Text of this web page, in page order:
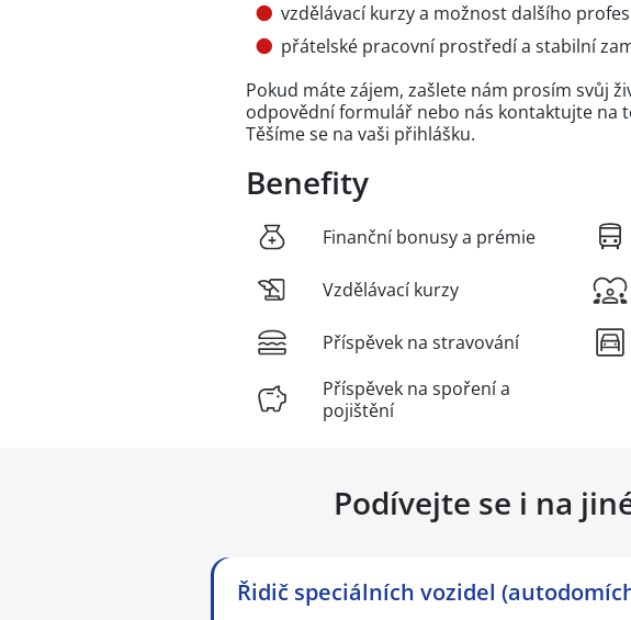
vzdělávací kurzy a možnost dalšího
přátelské pracovní prostředí a stabilní
Pokud máte zájem, zašlete nám prosím svůj
odpovědní formulář nebo nás kontaktujte na
Těšíme se na vaši přihlášku.
Benefity
Finanční bonusy a prémie
Vzdělávací kurzy
Příspěvek na stravování
Příspěvek na spoření a
pojištění
Podívejte se i na
Řidič speciálních vozidel